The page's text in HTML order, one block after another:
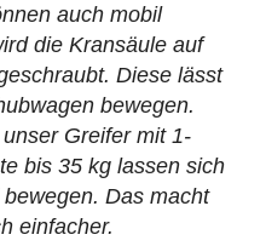
auch mobil
die Kransäule auf
Diese lässt
bewegen.
Greifer mit 1-
bis 35 kg lassen sich
Das macht
einfacher.